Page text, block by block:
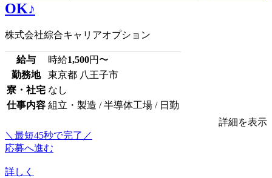
OK♪
株式会社綜合キャリアオプション
給与 時給1,500円〜
勤務地
東京都 八王子市
寮・社宅 なし
仕事内容 組立・製造 / 半導体工場 / 日勤
詳細を表示
＼最短45秒で完了／
応募へ進む
詳しく